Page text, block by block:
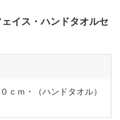
イス・ハンドタオルセ
ｃｍ・（ハンドタオル）